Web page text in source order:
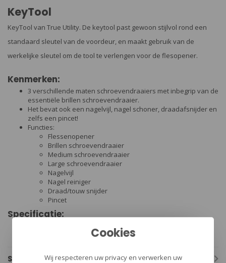
KeyTool
KeyTool van True Utility. De keytool past gewoon stijlvol rond een
standaard sleutel van de voordeur, en maakt gebruik van de
werkelijke sleutel om de tool te verlengen voor de flesopener.
Kenmerken:
3 verschillende maten schroevendraaiers met inbegrip van de
essentiële brillen schroevendraaier.
Het bevat ook een nagelvijl, nagel schoner, draadafsnijder en
zelfs een pincet!
Functies:
Flessenopener
Brillen schroevendraaier
Medium schroevendraaier
Large schroevendraaier
Nagelvijl
Nagel reiniger
Draad/touw snijder
Pincet
Specificatie:
Specificaties
Cookies
Wij respecteren uw privacy en verwerken uw